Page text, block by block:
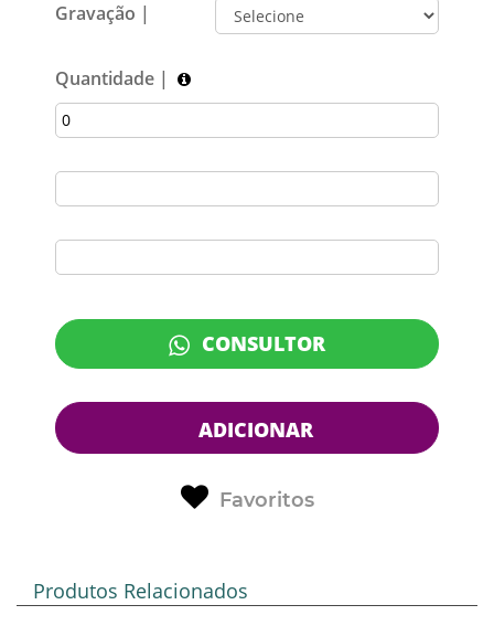
Gravação |
Quantidade |
CONSULTOR
ADICIONAR
Favoritos
Produtos Relacionados